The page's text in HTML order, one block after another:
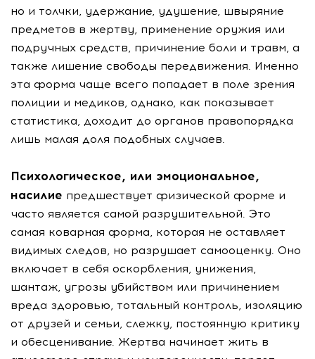
но и толчки, удержание, удушение, швыряние
предметов в жертву, применение оружия или
подручных средств, причинение боли и травм, а
также лишение свободы передвижения. Именно
эта форма чаще всего попадает в поле зрения
полиции и медиков, однако, как показывает
статистика, доходит до органов правопорядка
лишь малая доля подобных случаев.
Психологическое, или эмоциональное,
насилие предшествует физической форме и
часто является самой разрушительной. Это
самая коварная форма, которая не оставляет
видимых следов, но разрушает самооценку. Оно
включает в себя оскорбления, унижения,
шантаж, угрозы убийством или причинением
вреда здоровью, тотальный контроль, изоляцию
от друзей и семьи, слежку, постоянную критику
и обесценивание. Жертва начинает жить в